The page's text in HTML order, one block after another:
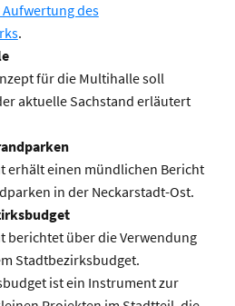
des
.
für die Multihalle soll
aktuelle Sachstand erläutert
erhält einen mündlichen Bericht
in der Neckarstadt-Ost.
berichtet über die Verwendung
Stadtbezirksbudget.
ist ein Instrument zur